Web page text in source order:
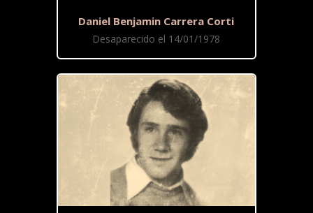
Daniel Benjamin Carrera Corti
Desaparecido el 14/01/1978